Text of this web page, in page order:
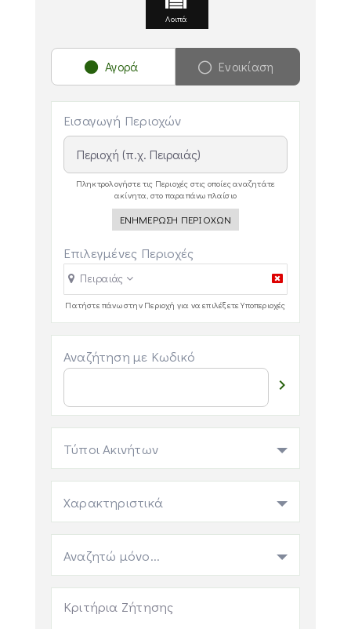
Λοιπά
Αγορά Ενοικίαση
Εισαγωγή Περιοχών
Πληκτρολογήστε τις Περιοχές στις οποίες αναζητάτε
ακίνητα, στο παραπάνω πλαίσιο
ΕΝΗΜΕΡΩΣΗ ΠΕΡΙΟΧΩΝ
Επιλεγμένες Περιοχές
Πειραιάς
Πατήστε πάνω στην Περιοχή για να επιλέξετε Υποπεριοχές
Αναζήτηση με Κωδικό

Τύποι Ακινήτων
Χαρακτηριστικά
Αναζητώ μόνο...
Κριτήρια Ζήτησης